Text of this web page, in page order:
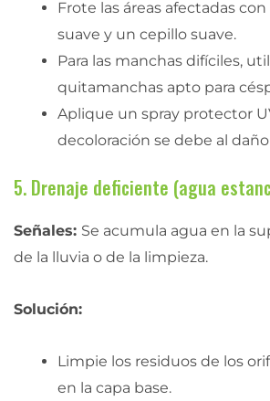
Frote las áreas afectadas
suave y un cepillo suave.
Para las manchas difíciles,
quitamanchas apto para
Aplique un spray protector
decoloración se debe al daño
5. Drenaje deficiente (agua
Señales: Se acumula agua en la
de la lluvia o de la limpieza.
Solución:
Limpie los residuos de los
en la capa base.